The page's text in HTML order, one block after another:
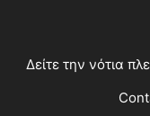
Δείτε την νότια